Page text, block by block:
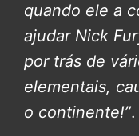
quando ele a
ajudar Nick
por trás de
elementais,
o continente!”.